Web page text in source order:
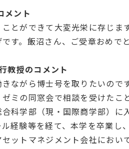
メント
とができて大変光栄に存じま
す。飯沼さん、ご受章おめで
教授のコメント
ながら博士号を取りたいので
ミの同窓会で相談を受けたこ
科学部（現・国際商学部）に
経験等を経て、本学を卒業し
ットマネジメント会社におい